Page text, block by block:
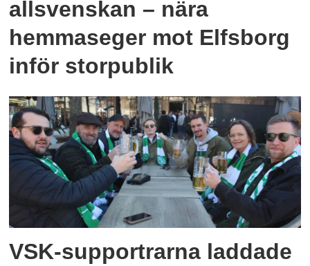
allsvenskan – nära
hemmaseger mot Elfsborg
inför storpublik
VSK-supportrarna laddade